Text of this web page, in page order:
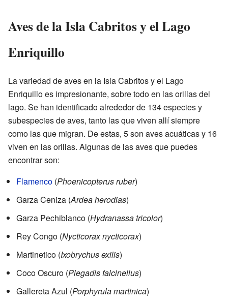
Aves de la Isla Cabritos y el Lago
Enriquillo
La variedad de aves en la Isla Cabritos y el Lago
Enriquillo es impresionante, sobre todo en las orillas del
lago. Se han identificado alrededor de 134 especies y
subespecies de aves, tanto las que viven allí siempre
como las que migran. De estas, 5 son aves acuáticas y 16
viven en las orillas. Algunas de las aves que puedes
encontrar son:
Flamenco (Phoenicopterus ruber)
Garza Ceniza (Ardea herodias)
Garza Pechiblanco (Hydranassa tricolor)
Rey Congo (Nycticorax nycticorax)
Martinetico (Ixobrychus exilis)
Coco Oscuro (Plegadis falcinellus)
Gallereta Azul (Porphyrula martinica)